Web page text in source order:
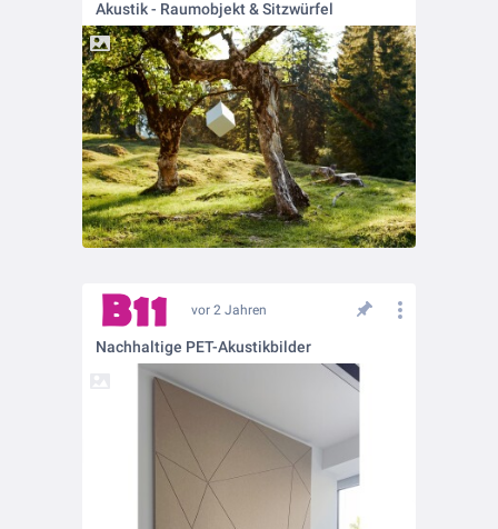
Akustik - Raumobjekt & Sitzwürfel
vor 2 Jahren
Nachhaltige PET-Akustikbilder